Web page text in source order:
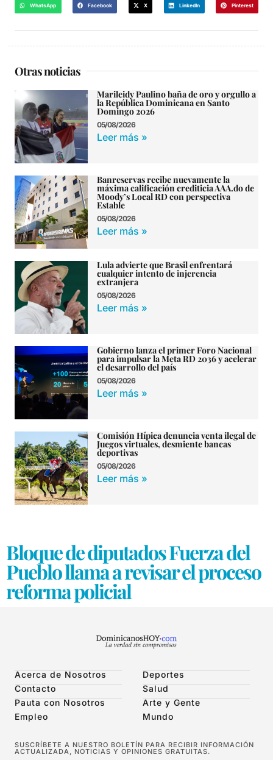
WhatsApp Facebook X LinkedIn Pinterest
Otras noticias
Marileidy Paulino baña de oro y orgullo a
la República Dominicana en Santo
Domingo 2026
05/08/2026
Leer más »
Banreservas recibe nuevamente la
máxima calificación crediticia AAA.do de
Moody’s Local RD con perspectiva
Estable
05/08/2026
Leer más »
Lula advierte que Brasil enfrentará
cualquier intento de injerencia
extranjera
05/08/2026
Leer más »
Gobierno lanza el primer Foro Nacional
para impulsar la Meta RD 2036 y acelerar
el desarrollo del país
05/08/2026
Leer más »
Comisión Hípica denuncia venta ilegal de
Juegos virtuales, desmiente bancas
deportivas
05/08/2026
Leer más »
Bloque de diputados Fuerza del
Pueblo llama a revisar el proceso
reforma policial
Acerca de Nosotros
Contacto
Pauta con Nosotros
Empleo
Deportes
Salud
Arte y Gente
Mundo
SUSCRÍBETE A NUESTRO BOLETÍN PARA RECIBIR INFORMACIÓN
ACTUALIZADA, NOTICIAS Y OPINIONES GRATUITAS.